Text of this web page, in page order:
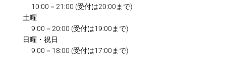
10:00－21:00 (受付は20:00まで)
土曜
9:00－20:00 (受付は19:00まで)
日曜・祝日
9:00－18:00 (受付は17:00まで)